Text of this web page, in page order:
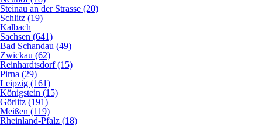
Steinau an der Strasse (20)
Schlitz (19)
Kalbach
Sachsen (641)
Bad Schandau (49)
Zwickau (62)
Reinhardtsdorf (15)
Pirna (29)
Leipzig (161)
Königstein (15)
Görlitz (191)
Meißen (119)
Rheinland-Pfalz (18)